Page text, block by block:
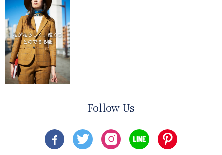
私が私らしく、輝くこ
とのできる服
Follow Us